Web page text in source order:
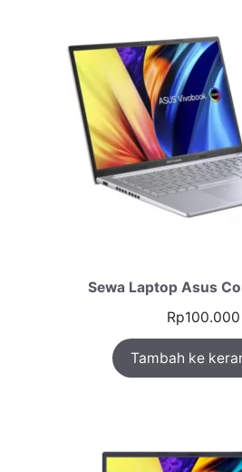
Sewa Laptop Asus
Rp100.000
Tambah ke